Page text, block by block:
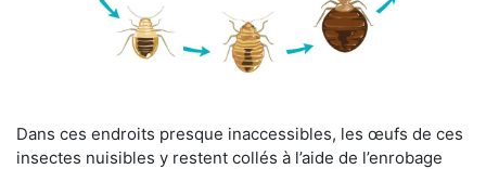
Dans ces endroits presque inaccessibles, les œufs de ces
insectes nuisibles y restent collés à l’aide de l’enrobage